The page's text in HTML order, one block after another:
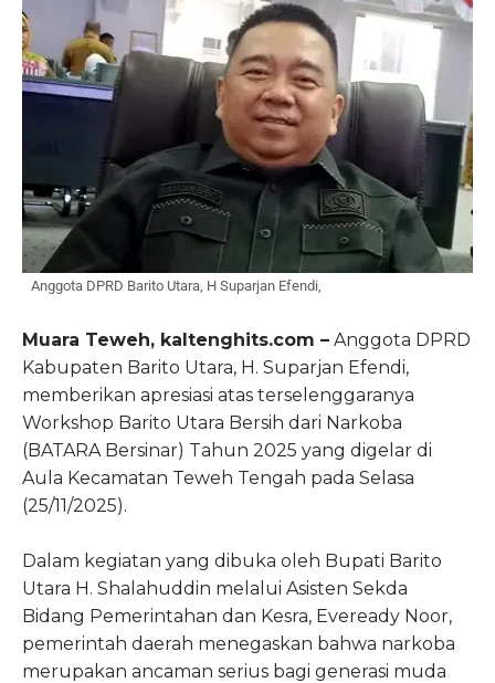
Anggota DPRD Barito Utara, H Suparjan Efendi,
Muara Teweh, kaltenghits.com – Anggota DPRD
Kabupaten Barito Utara, H. Suparjan Efendi,
memberikan apresiasi atas terselenggaranya
Workshop Barito Utara Bersih dari Narkoba
(BATARA Bersinar) Tahun 2025 yang digelar di
Aula Kecamatan Teweh Tengah pada Selasa
(25/11/2025).
Dalam kegiatan yang dibuka oleh Bupati Barito
Utara H. Shalahuddin melalui Asisten Sekda
Bidang Pemerintahan dan Kesra, Eveready Noor,
pemerintah daerah menegaskan bahwa narkoba
merupakan ancaman serius bagi generasi muda